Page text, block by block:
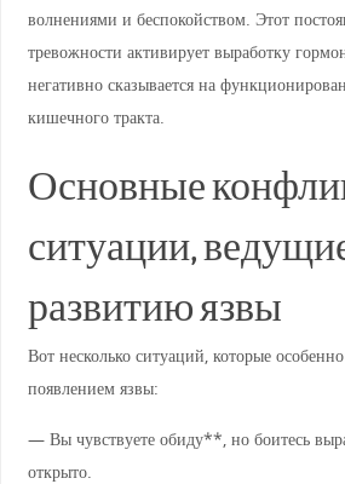
волнениями и беспокойством. Этот
тревожности активирует выработку
негативно сказывается на
кишечного тракта.
Основные
ситуации,
развитию язвы
Вот несколько ситуаций, которые
появлением язвы:
— Вы чувствуете обиду**, но боитесь
открыто.